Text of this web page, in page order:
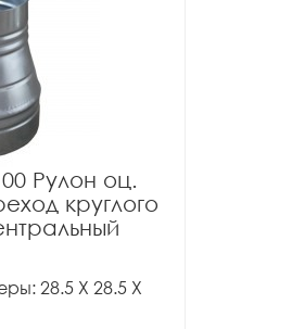
Рулон оц.
круглого
28.5 X 28.5 X